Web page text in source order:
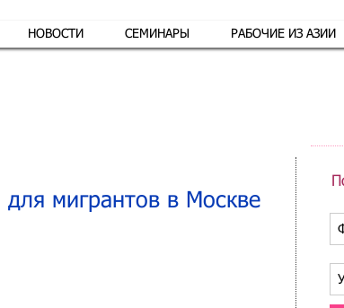
НОВОСТИ СЕМИНАРЫ РАБОЧИЕ ИЗ АЗИИ
для мигрантов в Москве